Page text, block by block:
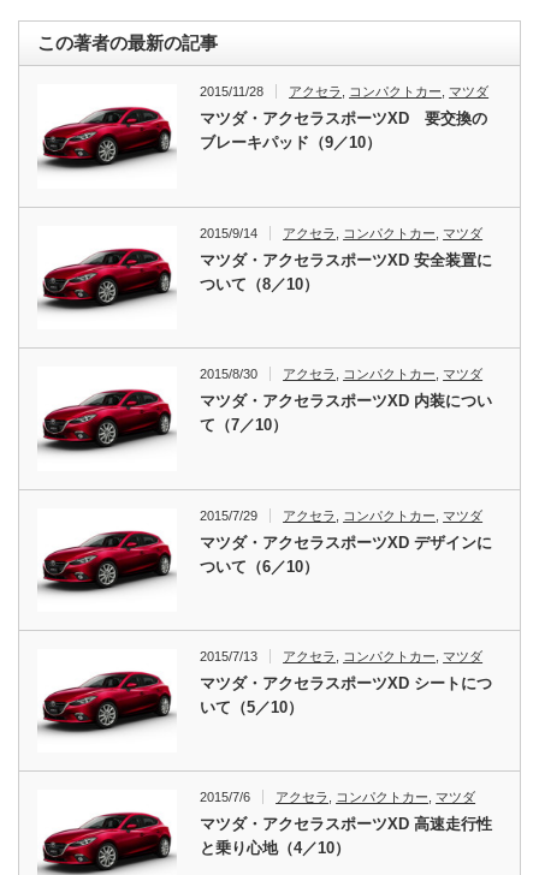
この著者の最新の記事
2015/11/28 アクセラ コンパクトカー マツダ
マツダ・アクセラスポーツXD 要交換の
ブレーキパッド（9／10）
2015/9/14 アクセラ コンパクトカー マツダ
マツダ・アクセラスポーツXD 安全装置に
ついて（8／10）
2015/8/30 アクセラ コンパクトカー マツダ
マツダ・アクセラスポーツXD 内装につい
て（7／10）
2015/7/29 アクセラ コンパクトカー マツダ
マツダ・アクセラスポーツXD デザインに
ついて（6／10）
2015/7/13 アクセラ コンパクトカー マツダ
マツダ・アクセラスポーツXD シートにつ
いて（5／10）
2015/7/6 アクセラ , コンパクトカー, マツダ
マツダ・アクセラスポーツXD 高速走行性
と乗り心地（4／10）